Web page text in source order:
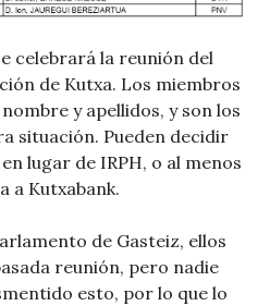
celebrará la reunión del
de Kutxa. Los miembros
y apellidos, y son los
situación. Pueden decidir
lugar de IRPH, o al menos
a Kutxabank.
de Gasteiz, ellos
reunión, pero nadie
esto, por lo que lo